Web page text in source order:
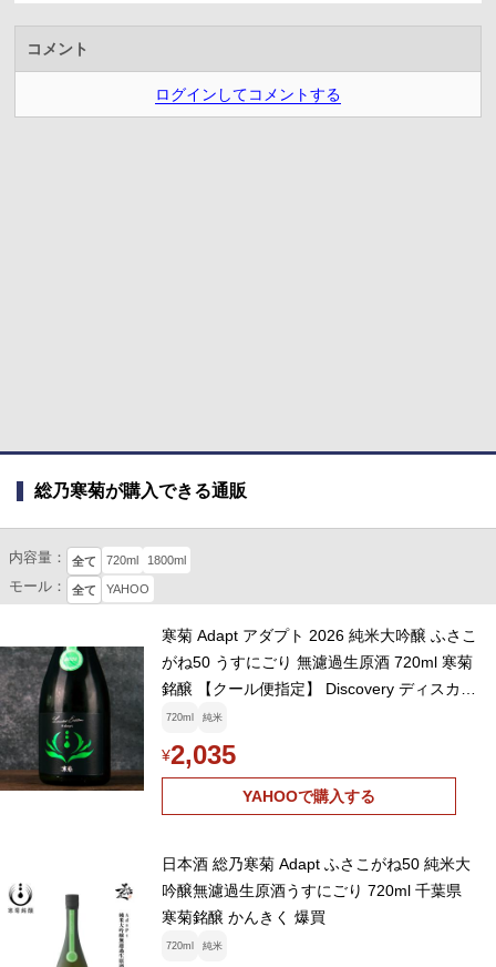
コメント
ログインしてコメントする
総乃寒菊が購入できる通販
内容量： 全て 720ml 1800ml
モール： 全て YAHOO
寒菊 Adapt アダプト 2026 純米大吟醸 ふさこ
がね50 うすにごり 無濾過生原酒 720ml 寒菊
銘醸 【クール便指定】 Discovery ディスカバ
リー 総乃寒菊
720ml 純米
¥2,035
YAHOOで購入する
日本酒 総乃寒菊 Adapt ふさこがね50 純米大
吟醸無濾過生原酒うすにごり 720ml 千葉県
寒菊銘醸 かんきく 爆買
720ml 純米